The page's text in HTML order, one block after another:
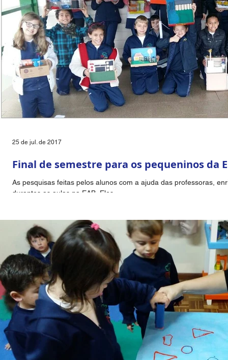
Final de semestre para os pequeninos da
As pesquisas feitas pelos alunos com a ajuda das professoras,
durantes as aulas na EAB. Eles...
25 de jul. de 2017